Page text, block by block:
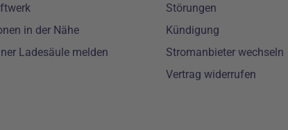
in der Nähe
Ladesäule melden
Störungen
Kündigung
Stromanbieter wechseln
Vertrag widerrufen